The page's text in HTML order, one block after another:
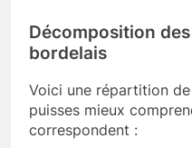
Décomposition
bordelais
Voici une répartition
puisses mieux
correspondent :